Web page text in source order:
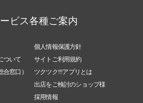
ビス各種ご案内
個人情報保護方針
ついて
サイトご利用規約
窓口）
ツクツク!!!アプリとは
出店をご検討のショップ様
採用情報